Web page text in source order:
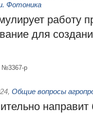
Фотоника
работу
для
№3367-р
, Общие вопросы